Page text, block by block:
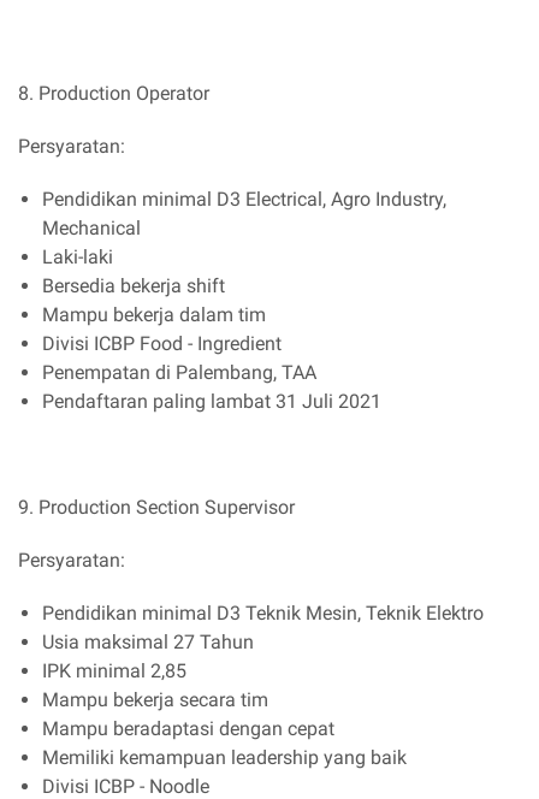
8. Production Operator
Persyaratan:
Pendidikan minimal D3 Electrical, Agro Industry,
Mechanical
Laki-laki
Bersedia bekerja shift
Mampu bekerja dalam tim
Divisi ICBP Food - Ingredient
Penempatan di Palembang, TAA
Pendaftaran paling lambat 31 Juli 2021
9. Production Section Supervisor
Persyaratan:
Pendidikan minimal D3 Teknik Mesin, Teknik Elektro
Usia maksimal 27 Tahun
IPK minimal 2,85
Mampu bekerja secara tim
Mampu beradaptasi dengan cepat
Memiliki kemampuan leadership yang baik
Divisi ICBP - Noodle